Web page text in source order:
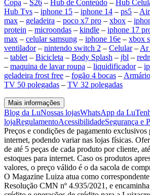
Copa – S26 – Hub de Conteúdo – Hub
Hub Tvs – iphone 15 – iphone 14 – ps5 –
max – geladeira – poco x7 pro – xbox –
protein – microondas – kindle – iphone 17
max – celular samsung – iphone 16e – xbox
ventilador– nintendo switch 2 – Celular– Ar
– tablet – Bicicleta – Body Splash – jbl –
– maquina de lavar roupa – liquidificador–
geladeira frost free – fogão 4 bocas –
TV 50 polegadas – TV 32 polegadas
Mais informações
Blog da LuNossas lojasWhatsApp da Lu
lojaRegulamentoAcessibilidadeSegurança e
Preços e condições de pagamento exclusivos
internet, podendo variar nas lojas físicas.
de até 5 peças de cada produto por cliente,
estoques para internet. Caso os produtos
valores, o preço válido é o da sacola de
O Magazine Luiza atua como
Resolução CMN nº 4.935/2021, e